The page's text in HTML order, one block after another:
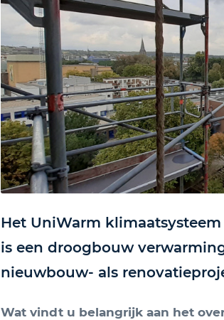
Het UniWarm
is een droogbouw
nieuwbouw- als
Wat vindt u belangrijk aan het